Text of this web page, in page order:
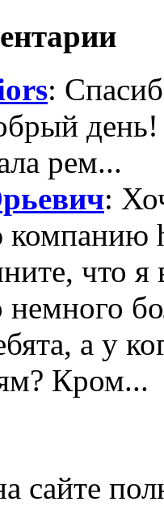
:
день!
рем...
:
компанию
что
немного
а у
Кром...
сайте